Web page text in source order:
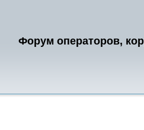
Форум операторов,